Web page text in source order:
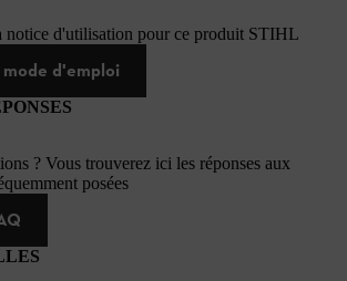
notice d'utilisation pour ce produit STIHL
d'emploi
? Vous trouverez ici les réponses aux
posées